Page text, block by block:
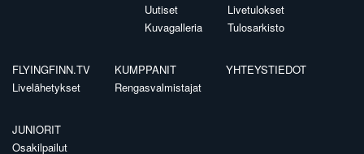
Uutiset
Kuvagalleria
Livetulokset
Tulosarkisto
FLYINGFINN.TV
Livelähetykset
KUMPPANIT
Rengasvalmistajat
YHTEYSTIEDOT
JUNIORIT
Osakilpailut